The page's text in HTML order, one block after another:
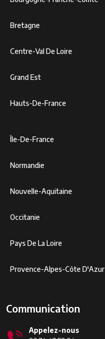
Bretagne
Centre-Val De Loire
Grand Est
Hauts-De-France
Île-De-France
Normandie
Nouvelle-Aquitaine
Occitanie
Pays De La Loire
Provence-Alpes-Côte D'Azur
Communication
Appelez-nous